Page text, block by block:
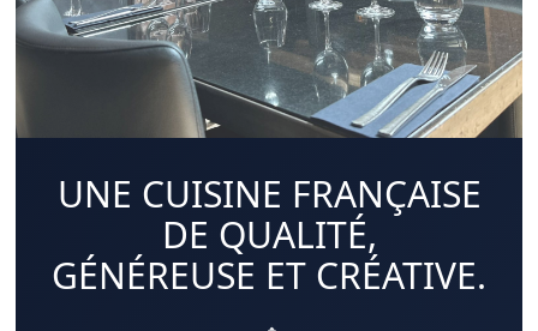
UNE CUISINE FRANÇAISE
DE QUALITÉ,
GÉNÉREUSE ET CRÉATIVE.